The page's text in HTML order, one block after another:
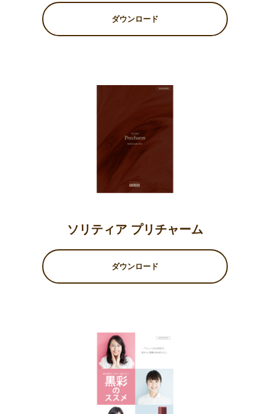
ダウンロード
ソリティア プリチャーム
ダウンロード